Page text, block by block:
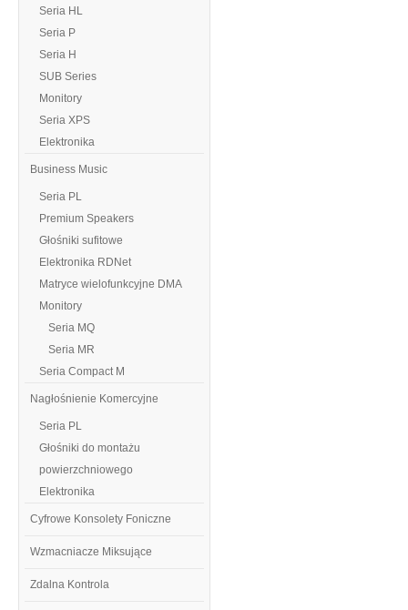
Seria HL
Seria P
Seria H
SUB Series
Monitory
Seria XPS
Elektronika
Business Music
Seria PL
Premium Speakers
Głośniki sufitowe
Elektronika RDNet
Matryce wielofunkcyjne DMA
Monitory
Seria MQ
Seria MR
Seria Compact M
Nagłośnienie Komercyjne
Seria PL
Głośniki do montażu
powierzchniowego
Elektronika
Cyfrowe Konsolety Foniczne
Wzmacniacze Miksujące
Zdalna Kontrola